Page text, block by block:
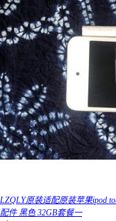
LZQLY原装适配原装苹果ipod
配件 黑色 32GB套餐一